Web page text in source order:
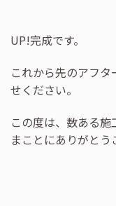
UP!完成です。
これから先のアフ
せください。
この度は、数ある施
まことにありがとう